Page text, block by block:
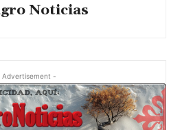
Noticias
Advertisement -